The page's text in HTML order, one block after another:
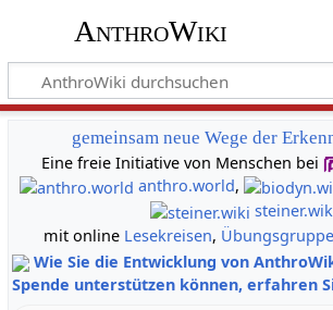
AnthroWiki
gemeinsam neue Wege der
Eine freie Initiative von Menschen bei
anthro.world,
mit online Lesekreisen,
Wie Sie die Entwicklung von
Spende unterstützen können, erfahren